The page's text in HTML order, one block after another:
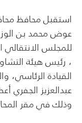
استقبل محافظ
عوض محمد بن
للمجلس الانتقالي
، رئيس هيئة
القيادة الرئاسي،
عبدالعزيز الجفري
وذلك في مقر